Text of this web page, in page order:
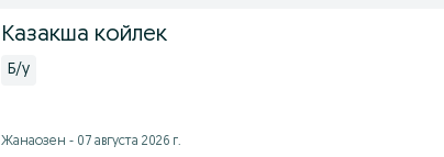
Казакша койлек
Б/у
Жанаозен - 07 августа 2026 г.